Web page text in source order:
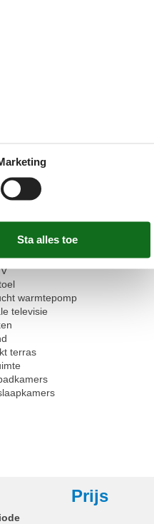
huis
terras
constructie
warmtepomp
televisie
terras
Prijs